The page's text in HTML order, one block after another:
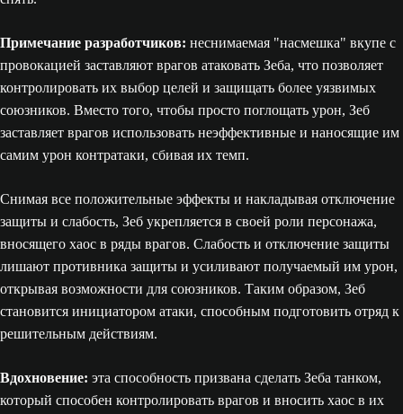
Примечание разработчиков: неснимаемая "насмешка" вкупе с
провокацией заставляют врагов атаковать Зеба, что позволяет
контролировать их выбор целей и защищать более уязвимых
союзников. Вместо того, чтобы просто поглощать урон, Зеб
заставляет врагов использовать неэффективные и наносящие им
самим урон контратаки, сбивая их темп.
Снимая все положительные эффекты и накладывая отключение
защиты и слабость, Зеб укрепляется в своей роли персонажа,
вносящего хаос в ряды врагов. Слабость и отключение защиты
лишают противника защиты и усиливают получаемый им урон,
открывая возможности для союзников. Таким образом, Зеб
становится инициатором атаки, способным подготовить отряд к
решительным действиям.
Вдохновение: эта способность призвана сделать Зеба танком,
который способен контролировать врагов и вносить хаос в их